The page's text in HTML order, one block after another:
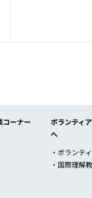
コーナー
ボランティ
へ
・ボランテ
・国際理解